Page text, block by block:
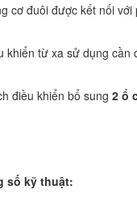
cơ đuôi được kết nối
khiển từ xa sử dụng cần
điều khiển bổ sung 2 ổ
số kỹ thuật: